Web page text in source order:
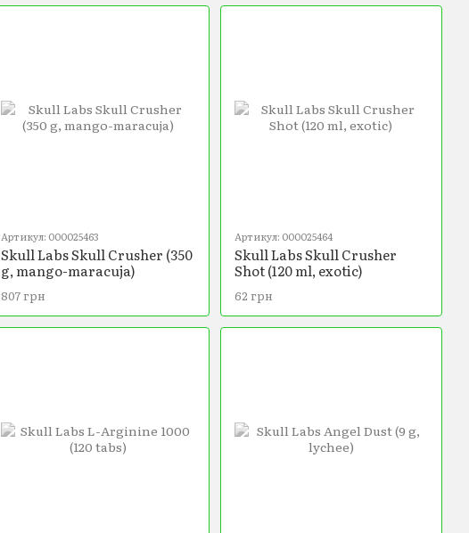
Артикул: 000025463
Skull Labs Skull Crusher (350
g, mango-maracuja)
807 грн
Артикул: 000025464
Skull Labs Skull Crusher
Shot (120 ml, exotic)
62 грн